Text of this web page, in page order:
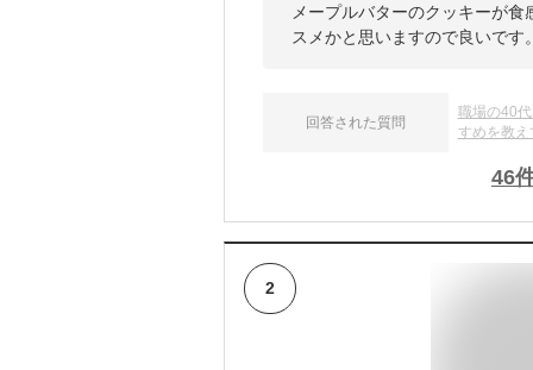
メープルバターのクッキーが
スメかと思いますので良いです
回答された質問
職場の40
すめを教
46
2